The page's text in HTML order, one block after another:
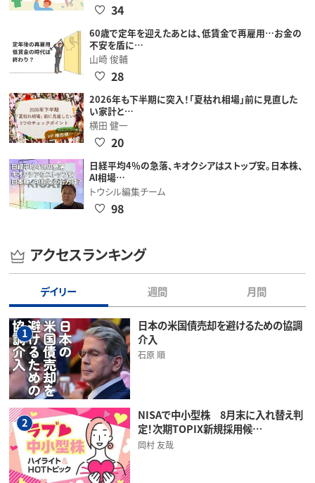
34
60歳で定年を迎えたあとは、低賃金で再雇用…お金の
不安を盾に…
山崎 俊輔
28
2026年も下半期に突入！「夏枯れ相場」前に見直した
い家計と…
横田 健一
20
日経平均4％の急落、キオクシアはストップ安。日本株、
AI相場…
トウシル編集チーム
98
アクセスランキング
デイリー 週間 月間
1
日本の米国債売却を避けるための協調
介入
石原 順
2
NISAで中小型株 8月末に入れ替え判
定！次期TOPIX新規採用候…
岡村 友哉